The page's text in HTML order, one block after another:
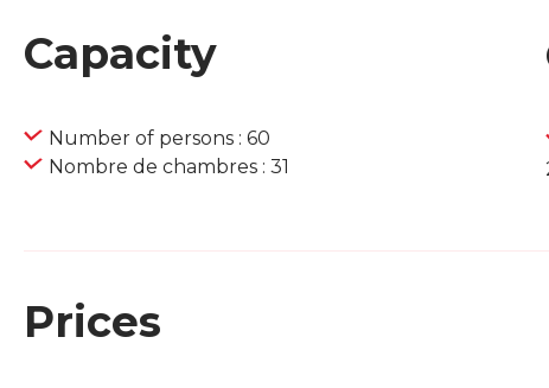
Capacity
Number of persons : 60
Nombre de chambres : 31
Prices